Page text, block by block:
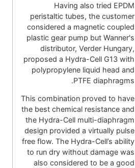
Having also tried EPDM
peristaltic tubes, the customer
considered a magnetic coupled
plastic gear pump but Wanner's
distributor, Verder Hungary,
proposed a Hydra-Cell G13 with
polypropylene liquid head and
PTFE diaphragms.
This combination proved to have
the best chemical resistance and
the Hydra-Cell multi-diaphragm
design provided a virtually pulse
free flow. The Hydra-Cell’s ability
to run dry without damage was
also considered to be a good